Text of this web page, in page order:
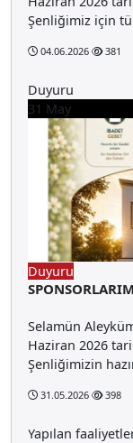
Şenliğimiz için
04.06.2026 381
Duyuru
31 May
Duyuru
Selamün
Haziran 2026
Şenliğimizin
31.05.2026 398
Yapılan